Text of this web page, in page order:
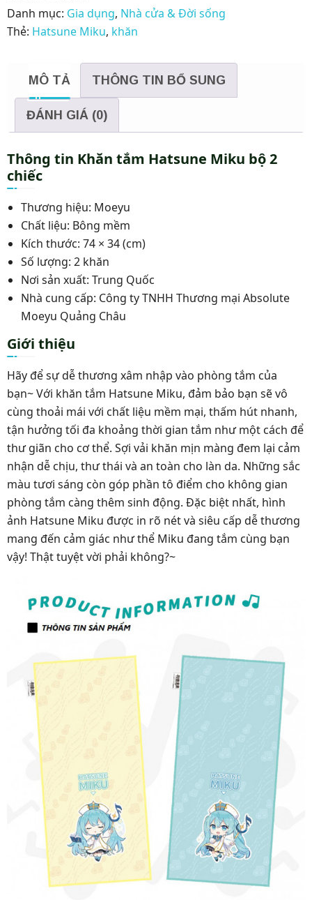
bộ
2
số
Danh mục: Gia dụng, Nhà cửa & Đời sống
Thẻ: Hatsune Miku, khăn
MÔ TẢ THÔNG TIN BỔ SUNG
ĐÁNH GIÁ (0)
Thông tin Khăn tắm Hatsune Miku bộ 2
chiếc
Thương hiệu: Moeyu
Chất liệu: Bông mềm
Kích thước: 74 × 34 (cm)
Số lượng: 2 khăn
Nơi sản xuất: Trung Quốc
Nhà cung cấp: Công ty TNHH Thương mại Absolute
Moeyu Quảng Châu
Giới thiệu
Hãy để sự dễ thương xâm nhập vào phòng tắm của
bạn~ Với khăn tắm Hatsune Miku, đảm bảo bạn sẽ vô
cùng thoải mái với chất liệu mềm mại, thấm hút nhanh,
tận hưởng tối đa khoảng thời gian tắm như một cách để
thư giãn cho cơ thể. Sợi vải khăn mịn màng đem lại cảm
nhận dễ chịu, thư thái và an toàn cho làn da. Những sắc
màu tươi sáng còn góp phần tô điểm cho không gian
phòng tắm càng thêm sinh động. Đặc biệt nhất, hình
ảnh Hatsune Miku được in rõ nét và siêu cấp dễ thương
mang đến cảm giác như thể Miku đang tắm cùng bạn
vậy! Thật tuyệt vời phải không?~